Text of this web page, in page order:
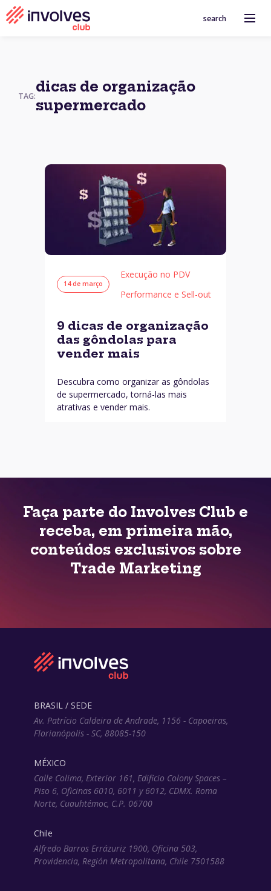
search
TAG:
dicas de organização
supermercado
14 de março
Execução no PDV
Performance e Sell-out
9 dicas de organização
das gôndolas para
vender mais
Descubra como organizar as gôndolas
de supermercado, torná-las mais
atrativas e vender mais.
Faça parte do Involves Club e
receba, em primeira mão,
conteúdos exclusivos sobre
Trade Marketing
BRASIL / SEDE
Av. Patrício Caldeira de Andrade, 1156 - Capoeiras,
Florianópolis - SC, 88085-150
MÉXICO
Calle Colima, Exterior 161, Edificio Colony Spaces –
Piso 6, Oficinas 6010, 6011 y 6012, CDMX. Roma
Norte, Cuauhtémoc, C.P. 06700
Chile
Alfredo Barros Errázuriz 1900, Oficina 503,
Providencia, Región Metropolitana, Chile 7501588